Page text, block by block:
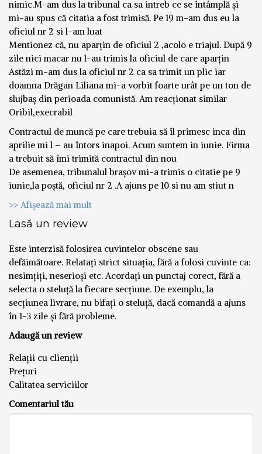
nimic.M-am dus la tribunal ca sa intreb ce se întâmplă și
mi-au spus că citatia a fost trimisă. Pe 19 m-am dus eu la
oficiul nr 2 si l-am luat
Mentionez că, nu aparțin de oficiul 2 ,acolo e triajul. După 9
zile nici macar nu l-au trimis la oficiul de care aparțin
Astăzi m-am dus la oficiul nr 2 ca sa trimit un plic iar
doamna Drăgan Liliana mi-a vorbit foarte urât pe un ton de
slujbaș din perioada comunistă. Am reacționat similar
Oribil,execrabil
Contractul de muncă pe care trebuia să îl primesc inca din
aprilie mi l – au întors inapoi. Acum suntem in iunie. Firma
a trebuit să îmi trimită contractul din nou
De asemenea, tribunalul brașov mi-a trimis o citatie pe 9
iunie,la poștă, oficiul nr 2 .A ajuns pe 10 si nu am stiut n
>> Afișează mai mult
Lasă un review
Este interzisă folosirea cuvintelor obscene sau
defăimătoare. Relatați strict situația, fără a folosi cuvinte ca:
nesimțiți, neserioși etc. Acordați un punctaj corect, fără a
selecta o steluță la fiecare secțiune. De exemplu, la
secțiunea livrare, nu bifați o steluță, dacă comandă a ajuns
în 1-3 zile și fără probleme.
Adaugă un review
Relații cu clienții
Prețuri
Calitatea serviciilor
Comentariul tău